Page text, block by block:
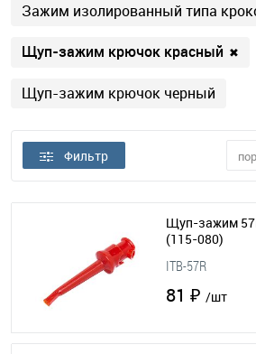
Зажим изолированный типа
Щуп-зажим крючок красный ✖
Щуп-зажим крючок черный
Фильтр
Щуп-зажим
(115-080)
ITB-57R
81 ₽ /шт